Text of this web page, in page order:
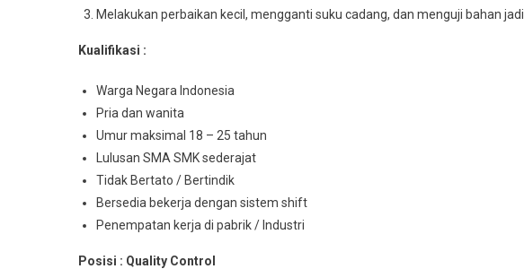
Melakukan perbaikan kecil, mengganti suku cadang, dan menguji bahan jadi
Kualifikasi :
Warga Negara Indonesia
Pria dan wanita
Umur maksimal 18 – 25 tahun
Lulusan SMA SMK sederajat
Tidak Bertato / Bertindik
Bersedia bekerja dengan sistem shift
Penempatan kerja di pabrik / Industri
Posisi : Quality Control